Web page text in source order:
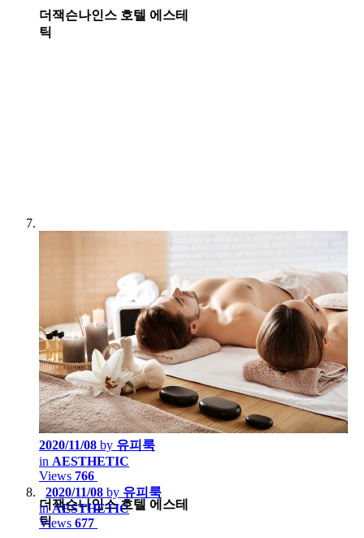
더잭슨나인스 호텔 에스테
틱
2020/11/08 by 유피룩
in AESTHETIC
Views 766
더잭슨나인스 호텔 에스테
틱
2020/11/08 by 유피룩
inAESTHETIC
Views 677